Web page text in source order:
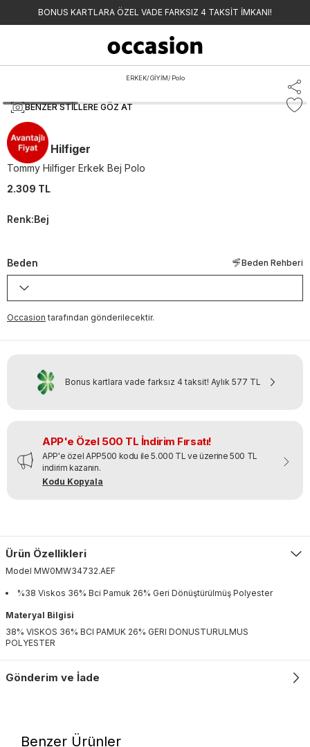
BONUS KARTLARA ÖZEL VADE FARKSIZ 4 TAKSİT İMKANI!
ERKEK/ GİYİM/ Polo
BENZER STILLERE GÖZ AT
Tommy Hilfiger
Tommy Hilfiger Erkek Bej Polo
2.309 TL
Renk:Bej
Beden Beden Rehberi
Occasion tarafından gönderilecektir.
Bonus kartlara vade farksız 4 taksit! Aylık 577 TL
APP'e Özel 500 TL İndirim Fırsatı!
APP'e özel APP500 kodu ile 5.000 TL ve üzerine 500 TL
indirim kazanın.
Kodu Kopyala
Ürün Özellikleri
Model MW0MW34732.AEF
%38 Viskos 36% Bci Pamuk 26% Geri Dönüştürülmüş Polyester
Materyal Bilgisi
38% VISKOS 36% BCI PAMUK 26% GERI DONUSTURULMUS
POLYESTER
Gönderim ve İade
Benzer Ürünler